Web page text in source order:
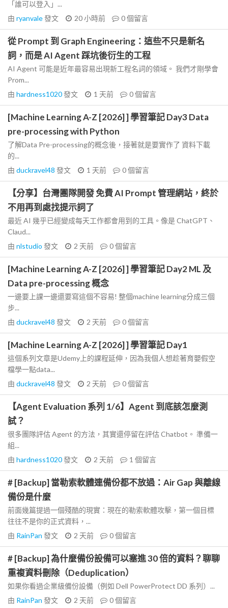
「誰可以登入」...
由 ryanvale發文 20 小時前 0個留言
從 Prompt 到 Graph Engineering：這些不只是新名
詞，而是 AI Agent 踩坑後衍生的工程
AI Agent 可能是近年最容易出現新工程名詞的領域。 我們才剛學會
Prom...
由 hardness1020發文 1 天前 0個留言
[Machine Learning A-Z [2026] ] 學習筆記 Day3 Data
pre-processing with Python
了解Data Pre-processing的概念後，接著就是要實作了 資料下載
的...
由 duckravel48 發文 1 天前 0個留言
【分享】台灣團隊開發 免費 AI Prompt 管理網站，終於
不用再到處找提示詞了
最近 AI 幾乎已經變成每天工作都會用到的工具。像是 ChatGPT、
Claud...
由 nlstudio 發文 2 天前 0個留言
[Machine Learning A-Z [2026] ] 學習筆記 Day2 ML 及
Data pre-processing 概念
一邊要上課一邊還要寫這個不容易! 整個machine learning分成三個
步...
由 duckravel48 發文 2 天前 0個留言
[Machine Learning A-Z [2026] ] 學習筆記 Day1
這個系列文章是Udemy上的課程延伸，因為我個人想趁著育嬰假空
檔學一點data...
由 duckravel48 發文 2 天前 0個留言
【Agent Evaluation 系列 1/6】Agent 到底該怎麼測
試？
很多團隊評估 Agent 的方法，其實還停留在評估 Chatbot。 準備一
組...
由 hardness1020發文 2 天前 1 個留言
# [Backup] 當勒索軟體連備份都不放過：Air Gap 與離線
備份是什麼
前面幾篇提過一個殘酷的現實：現在的勒索軟體攻擊，第一個目標
往往不是你的正式資料，...
由 RainPan 發文 2 天前 0個留言
# [Backup] 為什麼備份設備可以塞進 30 倍的資料？聊聊
重複資料刪除（Deduplication）
如果你看過企業級備份設備（例如 Dell PowerProtect DD 系列）...
由 RainPan 發文 2 天前 0個留言